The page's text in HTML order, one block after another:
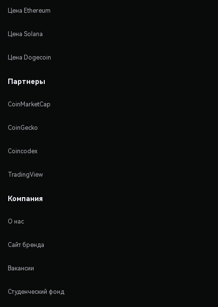
Цена Ethereum
Цена Solana
Цена Dogecoin
Партнеры
CoinMarketCap
CoinGecko
Coincodex
TradingView
Компания
О нас
Сайт бренда
Вакансии
Студенческий фонд